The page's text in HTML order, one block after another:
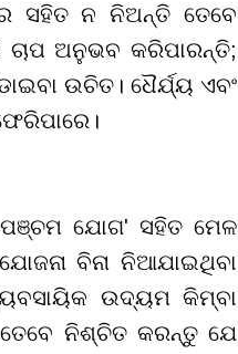
ସହିତ ନ ନିଅନ୍ତି ତେବେ
ଅନୁଭବ କରିପାରନ୍ତି;
ଉଚିତ। ଧୈର୍ଯ୍ୟ ଏବଂ
ପଞ୍ଚମ ଯୋଗ' ସହିତ ମେଳ
ବିନା ନିଆଯାଇଥିବା
ଉଦ୍ୟମ କିମ୍ବା
ନିଶ୍ଚିତ କରନ୍ତୁ ଯେ